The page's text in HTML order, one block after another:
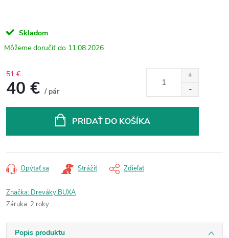
Skladom
11.08.2026
51 €
40 € / pár
PRIDAŤ DO KOŠÍKA
Opýtať sa Strážiť Zdieľať
Značka: Dreváky BUXA
Záruka: 2 roky
Popis produktu